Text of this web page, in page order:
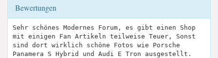
Bewertungen
Sehr schönes Modernes Forum, es gibt einen Shop
mit einigen Fan Artikeln teilweise Teuer, Sonst
sind dort wirklich schöne Fotos wie Porsche
Panamera S Hybrid und Audi E Tron ausgestellt.